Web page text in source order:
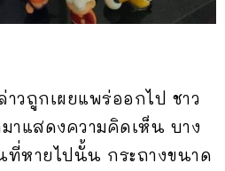
วถูกเผยแพร่ออกไป ชาว
าแสดงความคิดเห็น บาง
หายไปนั้น กระถางขนาด